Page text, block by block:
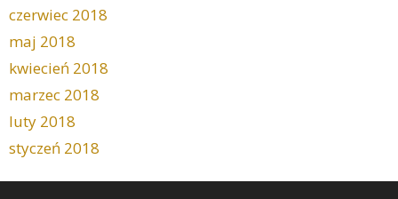
czerwiec 2018
maj 2018
kwiecień 2018
marzec 2018
luty 2018
styczeń 2018